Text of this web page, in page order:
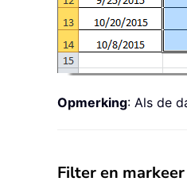
Opmerking: Als de
Filter en